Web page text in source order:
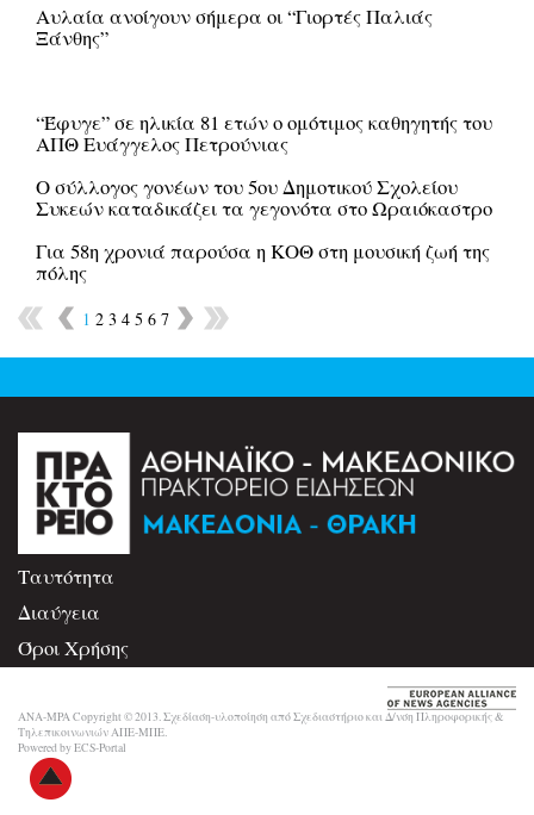
Αυλαία ανοίγουν σήμερα οι “Γιορτές Παλιάς
Ξάνθης”
“Έφυγε” σε ηλικία 81 ετών ο ομότιμος καθηγητής του
ΑΠΘ Ευάγγελος Πετρούνιας
O σύλλογος γονέων του 5ου Δημοτικού Σχολείου
Συκεών καταδικάζει τα γεγονότα στο Ωραιόκαστρο
Για 58η χρονιά παρούσα η ΚΟΘ στη μουσική ζωή της
πόλης
1 2 3 4 5 6 7
Ταυτότητα
Διαύγεια
Όροι Χρήσης
ANA-MPA Copyright © 2013. Σχεδίαση-υλοποίηση από Σχεδιαστήριο και Δ/νση Πληροφορικής &
Τηλεπικοινωνιών ΑΠΕ-ΜΠΕ.
Powered by ECS-Portal